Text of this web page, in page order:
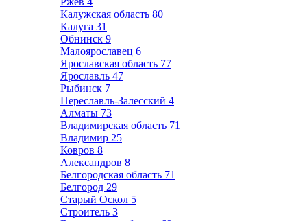
Калужская область 80
Калуга 31
Обнинск 9
Малоярославец 6
Ярославская область 77
Ярославль 47
Рыбинск 7
Переславль-Залесский 4
Алматы 73
Владимирская область 71
Владимир 25
Ковров 8
Александров 8
Белгородская область 71
Белгород 29
Старый Оскол 5
Строитель 3